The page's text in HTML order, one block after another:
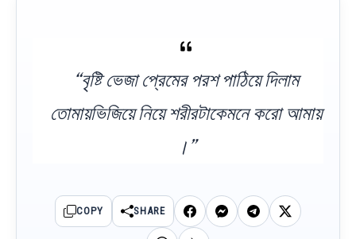
“বৃষ্টি ভেজা প্রেমের পরশ পাঠিয়ে দিলাম
তোমায়ভিজিয়ে নিয়ে শরীরটাকেমনে করো আমায়
।”
COPY SHARE